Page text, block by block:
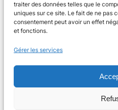
traiter des données telles que le
uniques sur ce site. Le fait de ne pas
consentement peut avoir un effet
et fonctions.
Gérer les services
L'agenda des manifestations
Tous les événements
Plus d’activités
S’abonner par mail